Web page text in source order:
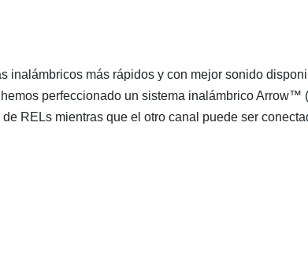
más rápidos y con mejor sonido
perfeccionado un sistema inalámbrico
RELs mientras que el otro canal puede ser